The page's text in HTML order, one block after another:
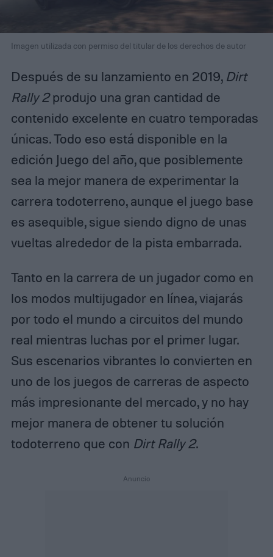
Imagen utilizada con permiso del titular de los derechos de autor
Después de su lanzamiento en 2019, Dirt
Rally 2produjo una gran cantidad de
contenido excelente en cuatro temporadas
únicas. Todo eso está disponible en la
edición Juego del año, que posiblemente
sea la mejor manera de experimentar la
carrera todoterreno, aunque el juego base
es asequible, sigue siendo digno de unas
vueltas alrededor de la pista embarrada.
Tanto en la carrera de un jugador como en
los modos multijugador en línea, viajarás
por todo el mundo a circuitos del mundo
real mientras luchas por el primer lugar.
Sus escenarios vibrantes lo convierten en
uno de los juegos de carreras de aspecto
más impresionante del mercado, y no hay
mejor manera de obtener tu solución
todoterreno que con Dirt Rally 2.